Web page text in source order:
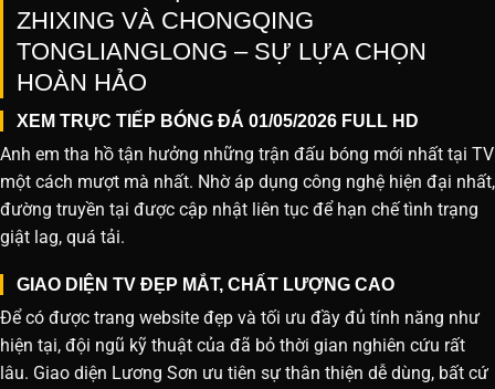
ZHIXING VÀ CHONGQING
TONGLIANGLONG – SỰ LỰA CHỌN
HOÀN HẢO
XEM TRỰC TIẾP BÓNG ĐÁ 01/05/2026 FULL HD
Anh em tha hồ tận hưởng những trận đấu bóng mới nhất tại TV
một cách mượt mà nhất. Nhờ áp dụng công nghệ hiện đại nhất,
đường truyền tại được cập nhật liên tục để hạn chế tình trạng
giật lag, quá tải.
GIAO DIỆN TV ĐẸP MẮT, CHẤT LƯỢNG CAO
Để có được trang website đẹp và tối ưu đầy đủ tính năng như
hiện tại, đội ngũ kỹ thuật của đã bỏ thời gian nghiên cứu rất
lâu. Giao diện Lương Sơn ưu tiên sự thân thiện dễ dùng, bất cứ